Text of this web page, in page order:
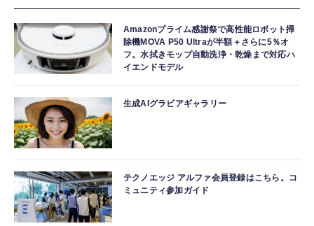
Amazonプライム感謝祭で高性能ロボット掃
除機MOVA P50 Ultraが半額＋さらに5％オ
フ。水拭きモップ自動洗浄・乾燥まで対応ハ
イエンドモデル
生成AIグラビアギャラリー
テクノエッジ アルファ会員登録はこちら。コ
ミュニティ参加ガイド